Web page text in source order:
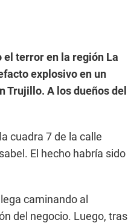
terror en la región La
explosivo en un
Trujillo. A los dueños del
cuadra 7 de la calle
El hecho habría sido
caminando al
del negocio. Luego, tras